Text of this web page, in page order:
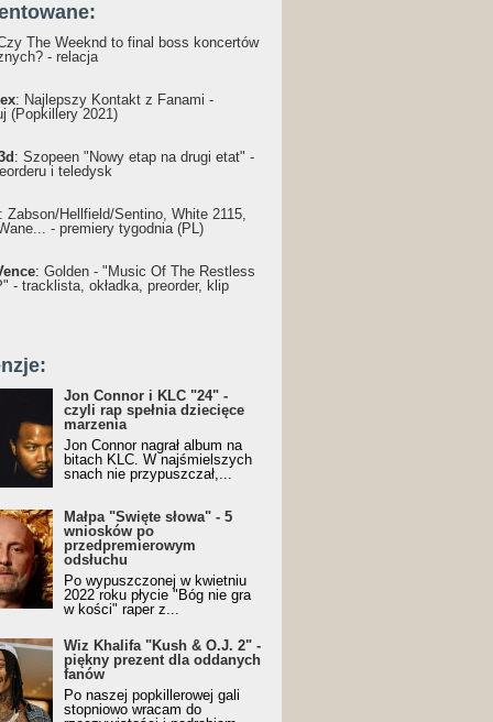
The Weeknd to final boss koncertów
- relacja
: Najlepszy Kontakt z Fanami -
(Popkillery 2021)
: Szopeen "Nowy etap na drugi etat" -
i teledysk
: Żabson/Hellfield/Sentino, White 2115,
- premiery tygodnia (PL)
: Golden - "Music Of The Restless
- tracklista, okładka, preorder, klip
Jon Connor i KLC "24" -
czyli rap spełnia dziecięce
marzenia
Jon Connor nagrał album na
bitach KLC. W najśmielszych
snach nie przypuszczał,...
Małpa "Święte słowa" - 5
wniosków po
przedpremierowym
odsłuchu
Po wypuszczonej w kwietniu
2022 roku płycie "Bóg nie gra
w kości" raper z...
Wiz Khalifa "Kush & O.J. 2" -
piękny prezent dla oddanych
fanów
Po naszej popkillerowej gali
stopniowo wracam do